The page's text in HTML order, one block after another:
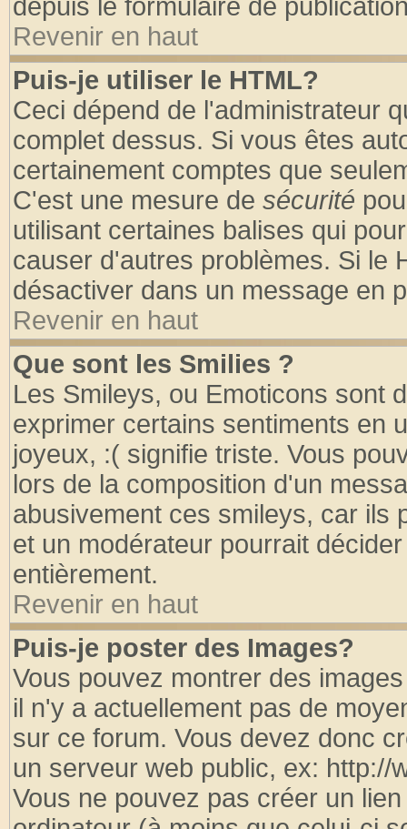
depuis le formulaire de
Revenir en haut
Puis-je utiliser le HTML?
Ceci dépend de l'administrateur
complet dessus. Si vous êtes
certainement comptes que
C'est une mesure de sécurité
utilisant certaines balises qui
causer d'autres problèmes. Si le
désactiver dans un message en
Revenir en haut
Que sont les Smilies ?
Les Smileys, ou Emoticons sont
exprimer certains sentiments en
joyeux, :( signifie triste. Vous
lors de la composition d'un
abusivement ces smileys, car ils
et un modérateur pourrait
entièrement.
Revenir en haut
Puis-je poster des Images?
Vous pouvez montrer des
il n'y a actuellement pas de
sur ce forum. Vous devez donc
un serveur web public, ex: http://
Vous ne pouvez pas créer un